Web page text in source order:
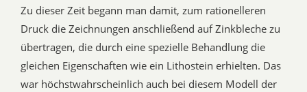
Zu dieser Zeit begann man damit, zum rationelleren
Druck die Zeichnungen anschließend auf Zinkbleche zu
übertragen, die durch eine spezielle Behandlung die
gleichen Eigenschaften wie ein Lithostein erhielten. Das
war höchstwahrscheinlich auch bei diesem Modell der